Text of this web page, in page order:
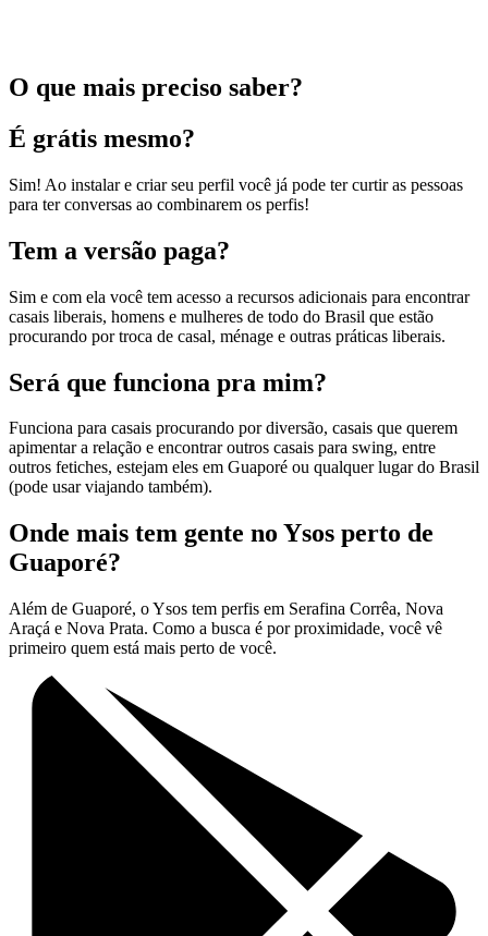
O que mais preciso saber?
É grátis mesmo?
Sim! Ao instalar e criar seu perfil você já pode ter curtir as pessoas
para ter conversas ao combinarem os perfis!
Tem a versão paga?
Sim e com ela você tem acesso a recursos adicionais para encontrar
casais liberais, homens e mulheres de todo do Brasil que estão
procurando por troca de casal, ménage e outras práticas liberais.
Será que funciona pra mim?
Funciona para casais procurando por diversão, casais que querem
apimentar a relação e encontrar outros casais para swing, entre
outros fetiches, estejam eles em Guaporé ou qualquer lugar do Brasil
(pode usar viajando também).
Onde mais tem gente no Ysos perto de
Guaporé?
Além de Guaporé, o Ysos tem perfis em Serafina Corrêa, Nova
Araçá e Nova Prata. Como a busca é por proximidade, você vê
primeiro quem está mais perto de você.